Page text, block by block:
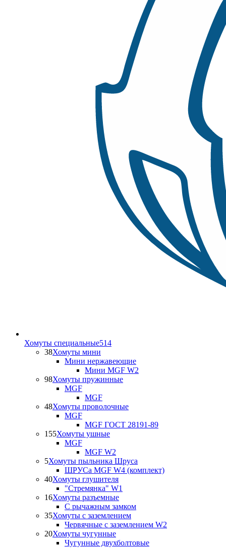
Хомуты специальные514
38Хомуты мини
Мини нержавеющие
Мини MGF W2
98Хомуты пружинные
MGF
MGF
48Хомуты проволочные
MGF
MGF ГОСТ 28191-89
155Хомуты ушные
MGF
MGF W2
5Хомуты пыльника Шруса
ШРУСа MGF W4 (комплект)
40Хомуты глушителя
"Стремянка" W1
16Хомуты разъемные
С рычажным замком
35Хомуты с заземлением
Червячные с заземлением W2
20Хомуты чугунные
Чугунные двухболтовые